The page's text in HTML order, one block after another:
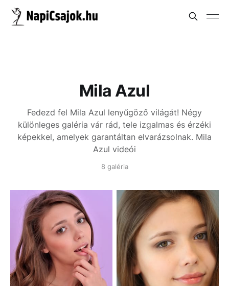
Mila Azul
Fedezd fel Mila Azul lenyűgöző világát! Négy
különleges galéria vár rád, tele izgalmas és érzéki
képekkel, amelyek garantáltan elvarázsolnak. Mila
Azul videói
8 galéria